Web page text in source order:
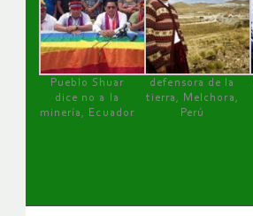
Pueblo Shuar
dice no a la
minería, Ecuador
defensora de la
tierra, Melchora,
Perú